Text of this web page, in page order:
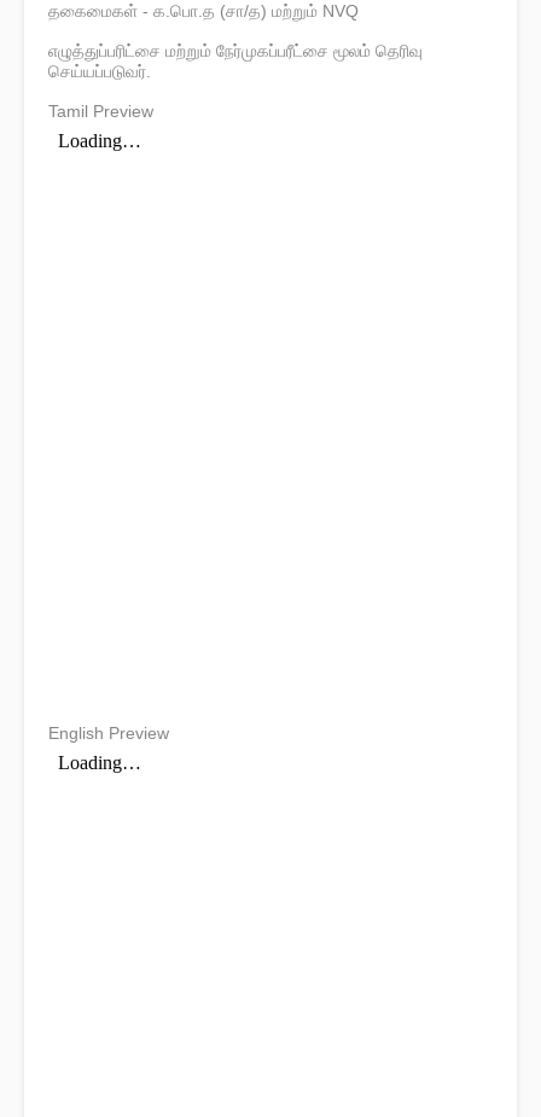
தகைமைகள் - க.பொ.த (சா/த) மற்றும் NVQ
எழுத்துப்பரிட்சை மற்றும் நேர்முகப்பரீட்சை மூலம் தெரிவு
செய்யப்படுவர்.
Tamil Preview
English Preview